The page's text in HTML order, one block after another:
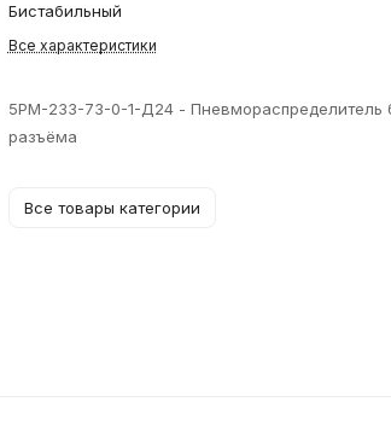
Бистабильный
Все характеристики
5РМ-233-73-0-1-Д24 - Пневмораспределитель
разъёма
Все товары категории